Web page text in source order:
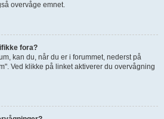
overvåge emnet.
fora?
kan du, når du er i forummet, nederst på
Ved klikke på linket aktiverer du overvågning